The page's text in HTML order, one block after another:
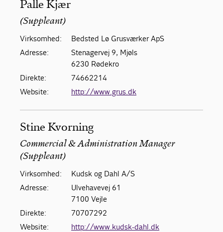
Palle Kjær
(Suppleant)
Virksomhed:
Bedsted Lø Grusværker ApS
Adresse:
Stenagervej 9, Mjøls
6230 Rødekro
Direkte:
74662214
Website:
http://www.grus.dk
Stine Kvorning
Commercial & Administration Manager
(Suppleant)
Virksomhed:
Kudsk og Dahl A/S
Adresse:
Ulvehavevej 61
7100 Vejle
Direkte:
70707292
Website:
http://www.kudsk-dahl.dk